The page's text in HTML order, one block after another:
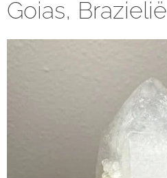
Goias, Brazielië